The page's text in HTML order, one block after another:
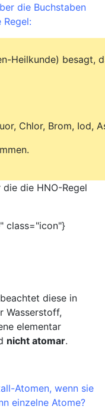
die Buchstaben
Heilkunde) besagt,
Chlor, Brom, Iod,
die HNO-Regel
class="icon"}
diese in
Wasserstoff,
elementar
nicht atomar.
Atomen, wenn sie
einzelne Atome?